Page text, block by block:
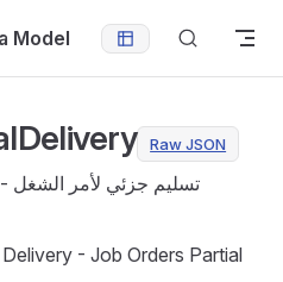
Model
Raw JSON
- Job Orders Partial